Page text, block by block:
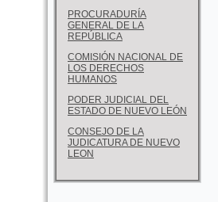
PROCURADURÍA
GENERAL DE LA
REPÚBLICA
COMISIÓN NACIONAL DE
LOS DERECHOS
HUMANOS
PODER JUDICIAL DEL
ESTADO DE NUEVO LEÓN
CONSEJO DE LA
JUDICATURA DE NUEVO
LEON